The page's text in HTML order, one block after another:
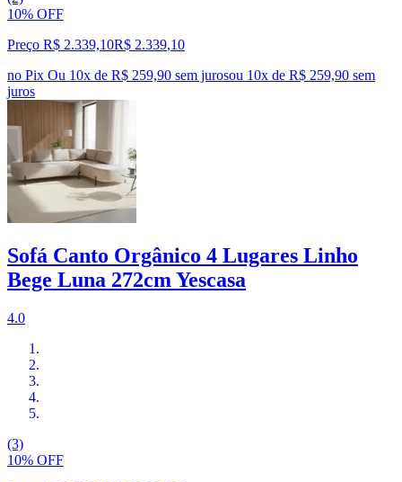
10% OFF
Preço R$ 2.339,10R$ 2.339,10
no Pix Ou 10x de R$ 259,90 sem jurosou 10x de R$ 259,90 sem
juros
Sofá Canto Orgânico 4 Lugares Linho
Bege Luna 272cm Yescasa
4.0
(3)
10% OFF